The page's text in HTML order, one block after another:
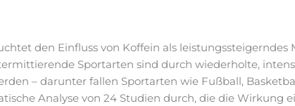
den Einfluss von Koffein als leistungssteigerndes
Sportarten sind durch wiederholte,
– darunter fallen Sportarten wie Fußball,
Analyse von 24 Studien durch, die die Wirkung